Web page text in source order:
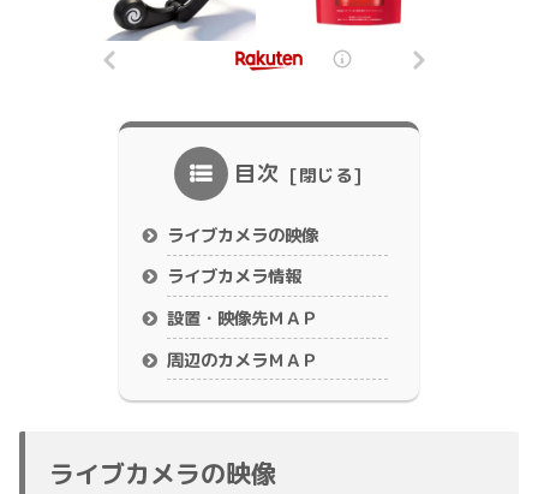
目次
ライブカメラの映像
ライブカメラ情報
設置・映像先ＭＡＰ
周辺のカメラＭＡＰ
ライブカメラの映像